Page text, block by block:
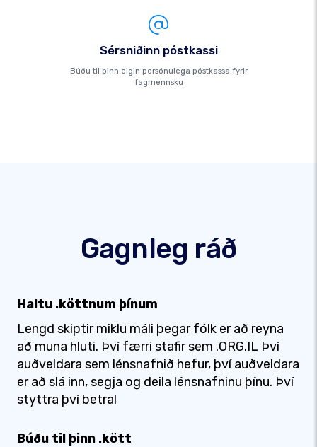
Sérsniðinn póstkassi
Búðu til þinn eigin persónulega póstkassa fyrir
fagmennsku
Gagnleg ráð
Haltu .köttnum þínum
Lengd skiptir miklu máli þegar fólk er að reyna
að muna hluti. Því færri stafir sem .ORG.IL Því
auðveldara sem lénsnafnið hefur, því auðveldara
er að slá inn, segja og deila lénsnafninu þínu. Því
styttra því betra!
Búðu til þinn .kött